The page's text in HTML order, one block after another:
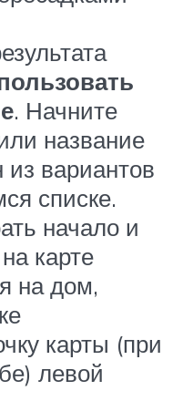
. Начните
название
вариантов
списке.
начало и
карте
на дом,
карты (при
левой